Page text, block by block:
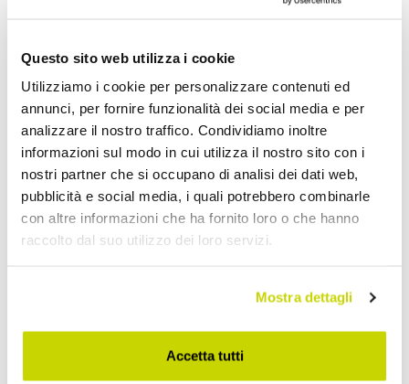
Questo sito web utilizza i cookie
Utilizziamo i cookie per personalizzare contenuti ed
annunci, per fornire funzionalità dei social media e per
analizzare il nostro traffico. Condividiamo inoltre
informazioni sul modo in cui utilizza il nostro sito con i
nostri partner che si occupano di analisi dei dati web,
pubblicità e social media, i quali potrebbero combinarle
con altre informazioni che ha fornito loro o che hanno
raccolto dal suo utilizzo dei loro servizi.
Mostra dettagli
Accetta tutti
Scrivanie di Design